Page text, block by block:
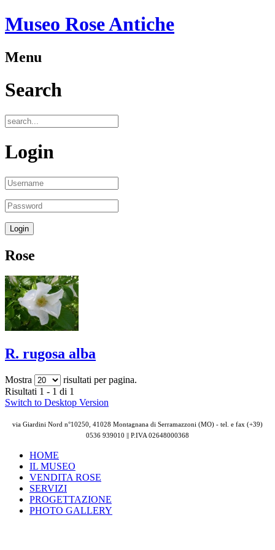
Museo Rose Antiche
Menu
Search
Login
Rose
R. rugosa alba
Mostra
risultati per pagina.
Risultati 1 - 1 di 1
Switch to Desktop Version
via Giardini Nord n°10250, 41028 Montagnana di Serramazzoni (MO) - tel. e fax (+39)
0536 939010 || P.IVA02648000368
HOME
IL MUSEO
VENDITA ROSE
SERVIZI
PROGETTAZIONE
PHOTO GALLERY